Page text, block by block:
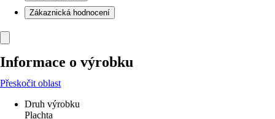
Zákaznická hodnocení
Informace o výrobku
Přeskočit oblast
Druh výrobku
Plachta